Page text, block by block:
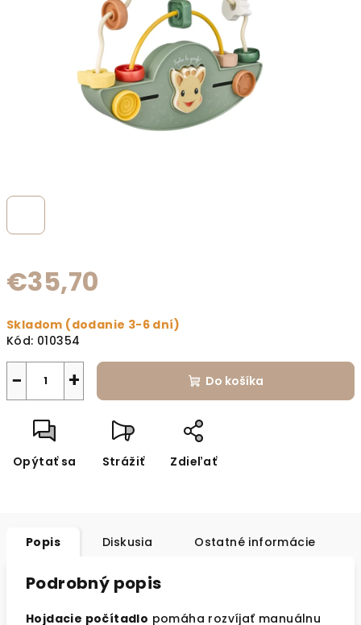
€35,70
Skladom (dodanie 3-6 dní)
Kód: 010354
+
− Do košíka
Opýtať sa Strážiť Zdieľať
Popis Diskusia Ostatné informácie
Podrobný popis
Hojdacie počítadlo pomáha rozvíjať manuálnu